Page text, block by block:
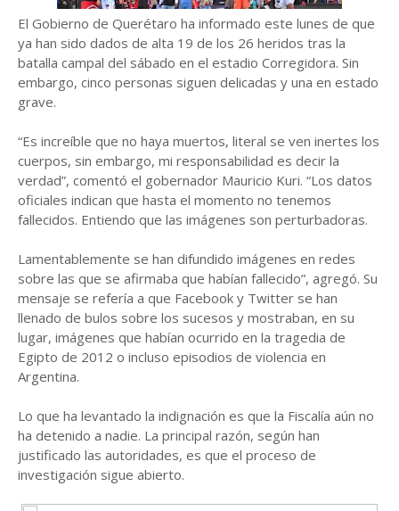
El Gobierno de Querétaro ha informado este lunes de que
ya han sido dados de alta 19 de los 26 heridos tras la
batalla campal del sábado en el estadio Corregidora. Sin
embargo, cinco personas siguen delicadas y una en estado
grave.
“Es increíble que no haya muertos, literal se ven inertes los
cuerpos, sin embargo, mi responsabilidad es decir la
verdad”, comentó el gobernador Mauricio Kuri. “Los datos
oficiales indican que hasta el momento no tenemos
fallecidos. Entiendo que las imágenes son perturbadoras.
Lamentablemente se han difundido imágenes en redes
sobre las que se afirmaba que habían fallecido”, agregó. Su
mensaje se refería a que Facebook y Twitter se han
llenado de bulos sobre los sucesos y mostraban, en su
lugar, imágenes que habían ocurrido en la tragedia de
Egipto de 2012 o incluso episodios de violencia en
Argentina.
Lo que ha levantado la indignación es que la Fiscalía aún no
ha detenido a nadie. La principal razón, según han
justificado las autoridades, es que el proceso de
investigación sigue abierto.